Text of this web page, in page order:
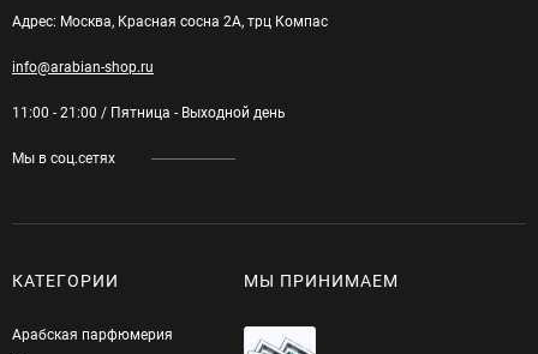
Адрес: Москва, Красная сосна 2А, трц Компас
info@arabian-shop.ru
11:00 - 21:00 / Пятница - Выходной день
Мы в соц.сетях
КАТЕГОРИИ
Арабская парфюмерия
МЫ ПРИНИМАЕМ